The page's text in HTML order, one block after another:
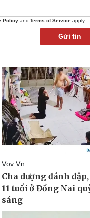
Policy and Terms of Service apply.
Gửi tin